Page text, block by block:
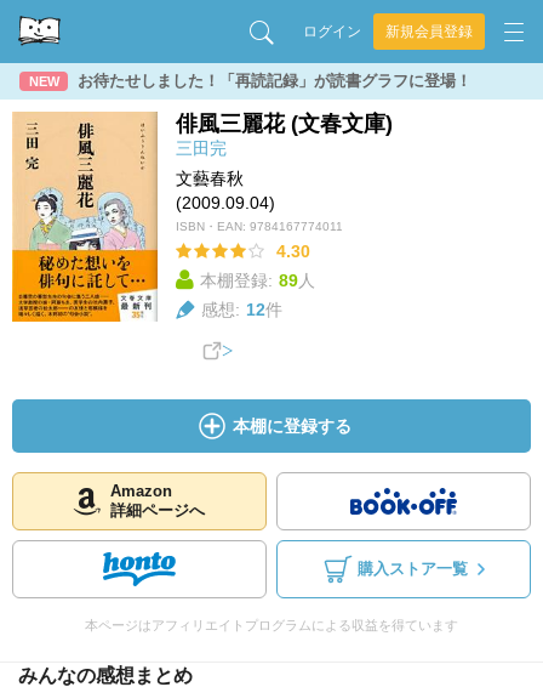
ログイン 新規会員登録
NEW お待たせしました！「再読記録」が読書グラフに登場！
俳風三麗花 (文春文庫)
三田完
文藝春秋
(2009.09.04)
ISBN・EAN: 9784167774011
4.30
本棚登録: 89人
感想: 12件
本棚に登録する
Amazon
詳細ページへ
購入ストア一覧
本ページはアフィリエイトプログラムによる収益を得ています
みんなの感想まとめ